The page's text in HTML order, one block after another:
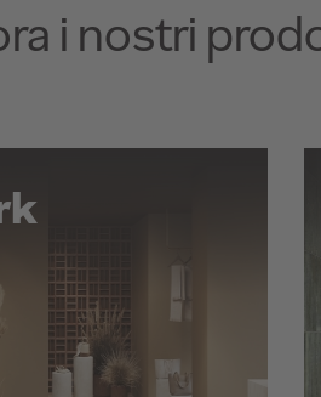
i nostri